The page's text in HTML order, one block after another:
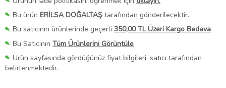
Bu ürün ERİLSA DOĞALTAŞ tarafından gönderilecektir.
Bu satıcının ürünlerinde geçerli 350,00 TL Üzeri Kargo Bedava
Bu Satıcının Tüm Ürünlerini Görüntüle
Ürün sayfasında gördüğünüz fiyat bilgileri, satıcı tarafından
belirlenmektedir.